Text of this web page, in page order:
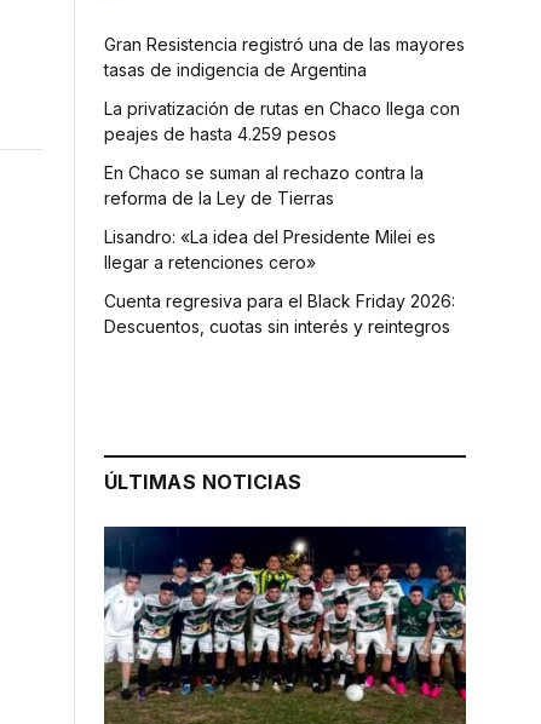
Gran Resistencia registró una de las mayores
tasas de indigencia de Argentina
La privatización de rutas en Chaco llega con
peajes de hasta 4.259 pesos
En Chaco se suman al rechazo contra la
reforma de la Ley de Tierras
Lisandro: «La idea del Presidente Milei es
llegar a retenciones cero»
Cuenta regresiva para el Black Friday 2026:
Descuentos, cuotas sin interés y reintegros
ÚLTIMAS NOTICIAS